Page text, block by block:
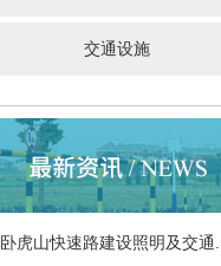
交通设施
卧虎山快速路建设照明及交通...